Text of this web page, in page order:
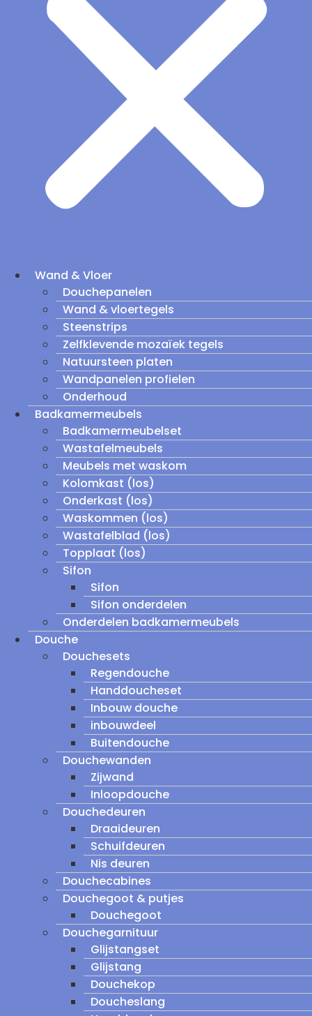
Wand & Vloer
Douchepanelen
Wand & vloertegels
Steenstrips
Zelfklevende mozaïek tegels
Natuursteen platen
Wandpanelen profielen
Onderhoud
Badkamermeubels
Badkamermeubelset
Wastafelmeubels
Meubels met waskom
Kolomkast (los)
Onderkast (los)
Waskommen (los)
Wastafelblad (los)
Topplaat (los)
Sifon
Sifon
Sifon onderdelen
Onderdelen badkamermeubels
Douche
Douchesets
Regendouche
Handdoucheset
Inbouw douche
inbouwdeel
Buitendouche
Douchewanden
Zijwand
Inloopdouche
Douchedeuren
Draaideuren
Schuifdeuren
Nis deuren
Douchecabines
Douchegoot & putjes
Douchegoot
Douchegarnituur
Glijstangset
Glijstang
Douchekop
Doucheslang